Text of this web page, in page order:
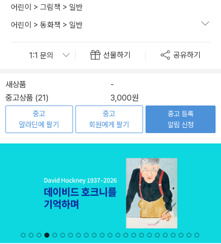
어린이 > 그림책 > 일반
어린이 > 동화책 > 일반
선물하기 공유하기
새상품
-
중고상품 (21)
3,000원
중고
알라딘에 팔기
중고
회원에게 팔기
중고 등록
알림 신청